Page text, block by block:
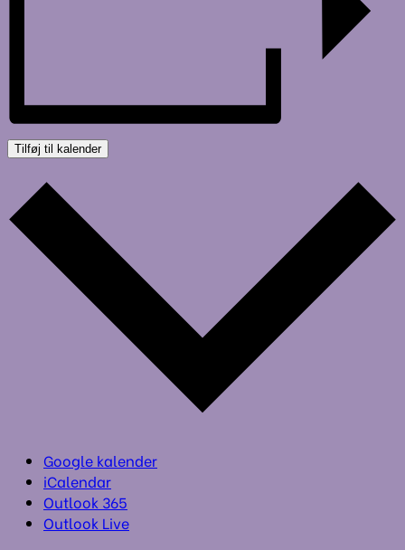
Tilføj til kalender
Google kalender
iCalendar
Outlook 365
Outlook Live